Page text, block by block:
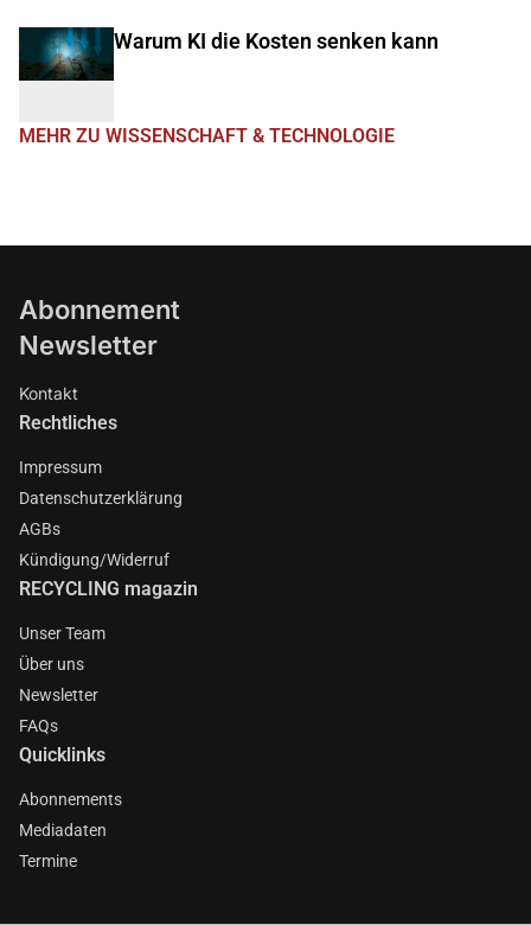
Warum KI die Kosten senken kann
MEHR ZU WISSENSCHAFT & TECHNOLOGIE
Abonnement
Newsletter
Kontakt
Rechtliches
Impressum
Datenschutzerklärung
AGBs
Kündigung/Widerruf
RECYCLING magazin
Unser Team
Über uns
Newsletter
FAQs
Quicklinks
Abonnements
Mediadaten
Termine